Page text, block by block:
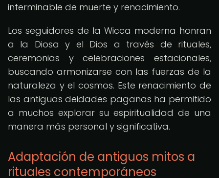
interminable de muerte y renacimiento.
Los seguidores de la Wicca moderna honran
a la Diosa y el Dios a través de rituales,
ceremonias y celebraciones estacionales,
buscando armonizarse con las fuerzas de la
naturaleza y el cosmos. Este renacimiento de
las antiguas deidades paganas ha permitido
a muchos explorar su espiritualidad de una
manera más personal y significativa.
Adaptación de antiguos mitos a
rituales contemporáneos